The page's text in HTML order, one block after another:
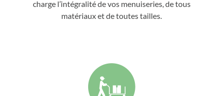
charge l’intégralité de vos menuiseries, de tous
matériaux et de toutes tailles.